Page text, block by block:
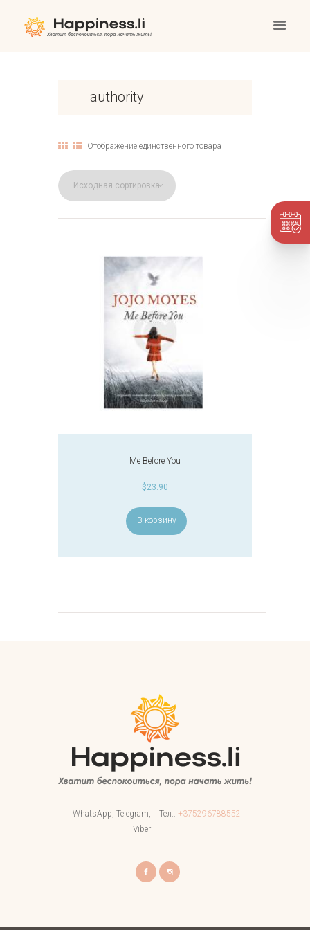
authority
Отображение единственного товара
Me Before You
$23.90
В корзину
Тел.: +375296788552
WhatsApp, Telegram,
Viber